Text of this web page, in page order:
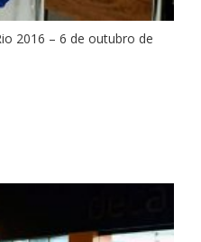
2016 – 6 de outubro de